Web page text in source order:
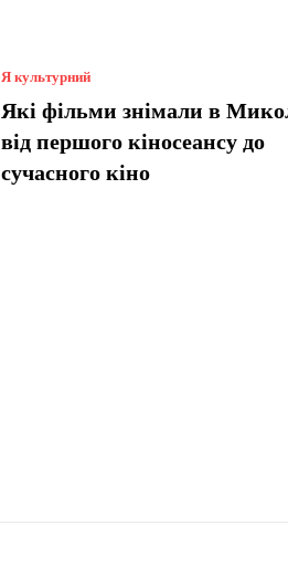
Я культурний
Які фільми знімали в
від першого кіносеансу до
сучасного кіно